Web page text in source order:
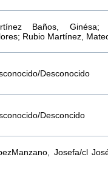
Baños, Ginésa;
Rubio Martínez,
Desconocido
Desconcido
Josefa/cl